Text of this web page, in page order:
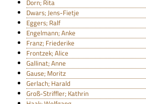
Dorn; Rita
Dwars; Jens-Fietje
Eggers; Ralf
Engelmann; Anke
Franz; Friederike
Frontzek; Alice
Gallinat; Anne
Gause; Moritz
Gerlach; Harald
Groß-Striffler; Kathrin